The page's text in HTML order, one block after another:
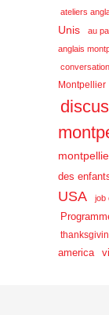
ateliers
Unis
au
anglais
Montpellier
des
USA
job
america